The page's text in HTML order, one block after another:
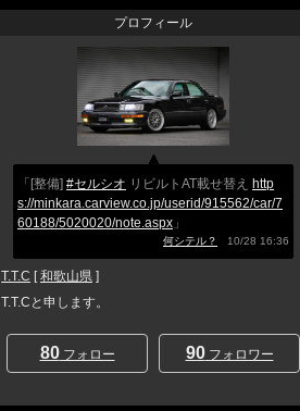
プロフィール
「[整備] #セルシオ リビルトAT載せ替え
http
s://minkara.carview.co.jp/userid/915562/car/7
60188/5020020/note.aspx 」
何シテル？ 10/28 16:36
T.T.C [和歌山県 ]
T.T.Cと申します。
80フォロー 90フォロワー